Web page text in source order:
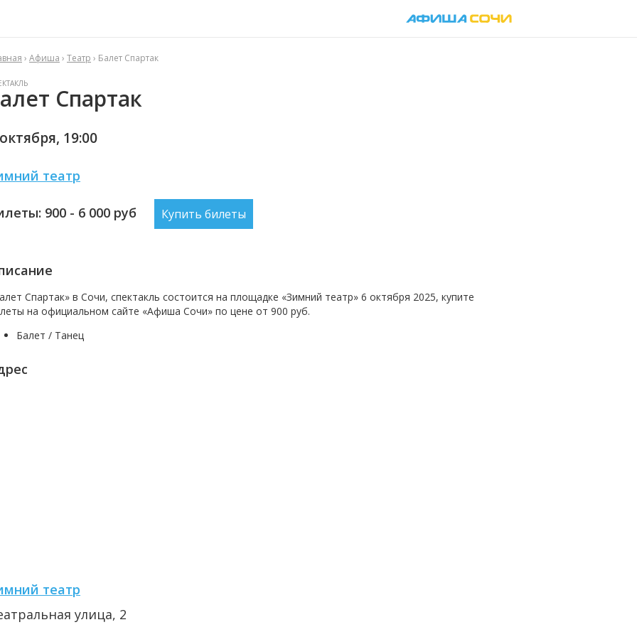
› Афиша › Театр › Балет Спартак
Спартак
19:00
театр
900 - 6 000 руб Купить билеты
Спартак» в Сочи, спектакль состоится на площадке «Зимний театр» 6 октября 2025, купите
на официальном сайте «Афиша Сочи» по цене от 900 руб.
Балет / Танец
театр
улица, 2